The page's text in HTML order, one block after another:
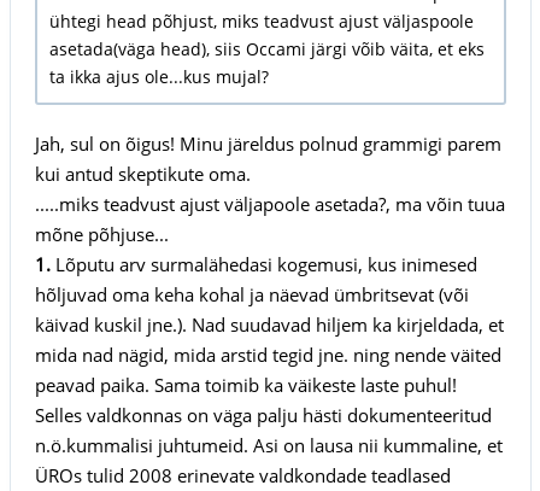
ühtegi head põhjust, miks teadvust ajust väljaspoole
asetada(väga head), siis Occami järgi võib väita, et eks
ta ikka ajus ole...kus mujal?
Jah, sul on õigus! Minu järeldus polnud grammigi parem
kui antud skeptikute oma.
.....miks teadvust ajust väljapoole asetada?, ma võin tuua
mõne põhjuse...
1.Lõputu arv surmalähedasi kogemusi, kus inimesed
hõljuvad oma keha kohal ja näevad ümbritsevat (või
käivad kuskil jne.). Nad suudavad hiljem ka kirjeldada, et
mida nad nägid, mida arstid tegid jne. ning nende väited
peavad paika. Sama toimib ka väikeste laste puhul!
Selles valdkonnas on väga palju hästi dokumenteeritud
n.ö.kummalisi juhtumeid. Asi on lausa nii kummaline, et
ÜROs tulid 2008 erinevate valdkondade teadlased